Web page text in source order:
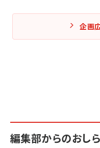
企画
編集部からのおし